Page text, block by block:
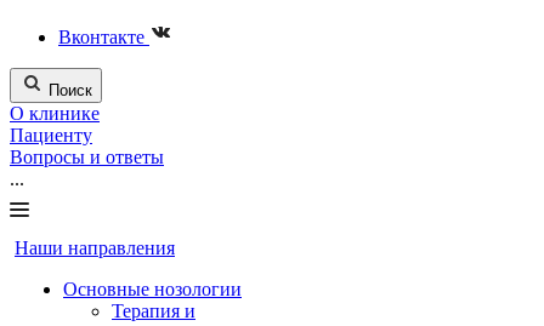
Вконтакте
Поиск
О клинике
Пациенту
Вопросы и ответы
...
Наши направления
Основные нозологии
Терапия и